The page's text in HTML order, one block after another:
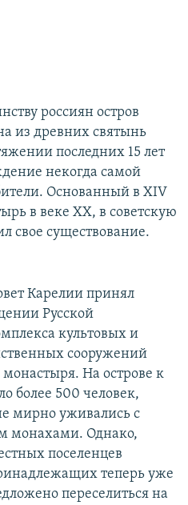
россиян остров
из древних святынь
последних 15 лет
некогда самой
Основанный в XIV
в веке ХХ, в советскую
свое существование.
Карелии принял
Русской
культовых и
сооружений
На острове к
более 500 человек,
мирно уживались с
монахами. Однако,
поселенцев
теперь уже
переселиться на